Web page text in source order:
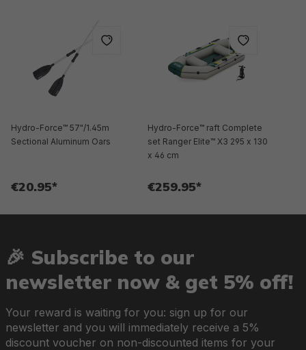
Hydro-Force™ 57"/1.45m
Sectional Aluminum Oars
€20.95*
Hydro-Force™ raft Complete
set Ranger Elite™ X3 295 x 130
x 46 cm
€259.95*
🎉 Subscribe to our
newsletter now & get 5% off!
Your reward is waiting for you: sign up for our
newsletter and you will immediately receive a 5%
discount voucher on non-discounted items for your